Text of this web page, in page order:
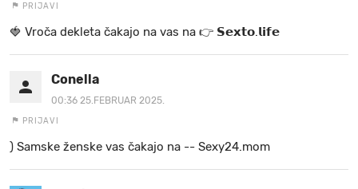
PRIJAVI
🍓 V r o č a d e k l e t a ča k a jo na va s n a 👉 𝗦𝗲𝘅𝘁𝗼.𝗹𝗶𝗳𝗲
Conella
00:36 25.FEBRUAR 2025.
PRIJAVI
) Samske ženske vas čakajo na -- Sexy24.mom